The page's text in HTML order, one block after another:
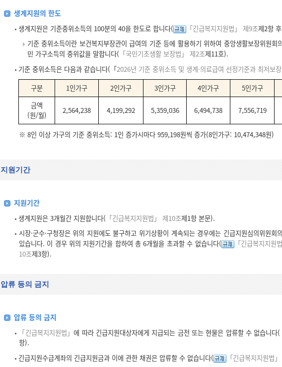
생계지원의 한도
생계지원은 기준중위소득의 100분의 40을 한도로 합니다( 「긴급복지지원법」 제9조제2항
기준 중위소득이란 보건복지부장관이 급여의 기준 등에 활용하기 위하여 중앙생활보장위원회
민 가구소득의 중위값을 말합니다( 「국민기초생활 보장법」 제2조제11호).
기준 중위소득은 다음과 같습니다(「2026년 기준 중위소득 및 생계·의료급여 선정기준과 최저보
구분
1인가구 2인가구 3인가구 4인가구 5인가구
금액
(원/월)
2,564,238 4,199,292 5,359,036 6,494,738 7,556,719
※ 8인 이상 가구의 기준 중위소득: 1인 증가시마다 959,198원씩 증가(8인가구: 10,474,348원)
지원기간
지원기간
생계지원은 3개월간 지원합니다( 「긴급복지지원법」 제10조제1항 본문).
시장·군수·구청장은 위의 지원에도 불구하고 위기상황이 계속되는 경우에는 긴급지원심의위원
있습니다. 이 경우 위의 지원기간을 합하여 총 6개월을 초과할 수 없습니다(
「긴급복지지원
10조제3항).
압류 등의 금지
압류 등의 금지
「긴급복지지원법」에 따라 긴급지원대상자에게 지급되는 금전 또는 현물은 압류할 수 없습니다(
항).
긴급지원수급계좌의 긴급지원금과 이에 관한 채권은 압류할 수 없습니다(
「긴급복지지원법